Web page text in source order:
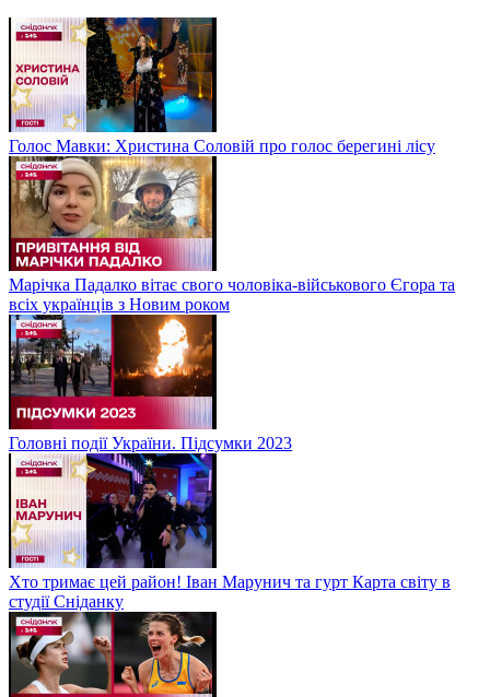
Голос Мавки: Христина Соловій про голос берегині лісу
Марічка Падалко вітає свого чоловіка-військового Єгора та
всіх українців з Новим роком
Головні події України. Підсумки 2023
Хто тримає цей район! Іван Марунич та гурт Карта світу в
студії Сніданку